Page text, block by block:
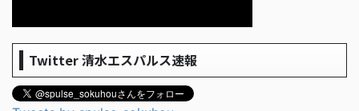
Twitter 清水エスパルス速報